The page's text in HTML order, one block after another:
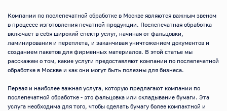
Компании по послепечатной обработке в Москве являются важным звеном
в процессе изготовления печатной продукции. Послепечатная обработка
включает в себя широкий спектр услуг, начиная от фальцовки,
ламинирования и переплета, и заканчивая уничтожением документов и
созданием пакетов для фирменных материалов. В этой статье мы
расскажем о том, какие услуги предоставляют компании по послепечатной
обработке в Москве и как они могут быть полезны для бизнеса.
Первая и наиболее важная услуга, которую предлагают компании по
послепечатной обработке - это фальцовка или складывание бумаги. Эта
услуга необходима для того, чтобы сделать бумагу более компактной и